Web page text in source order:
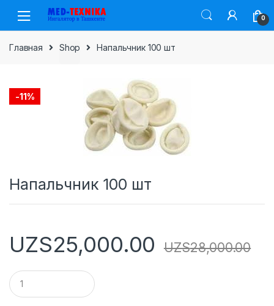
navigation
content
0
Главная Shop Напальчник 100 шт
-11%
Напальчник 100 шт
UZS25,000.00 UZS28,000.00
Q
u
a